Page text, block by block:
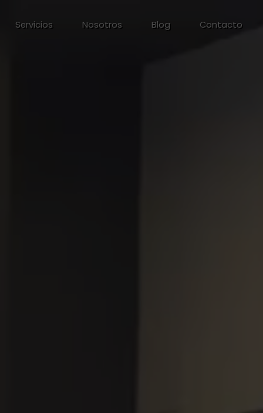
Servicios Nosotros Blog Contacto